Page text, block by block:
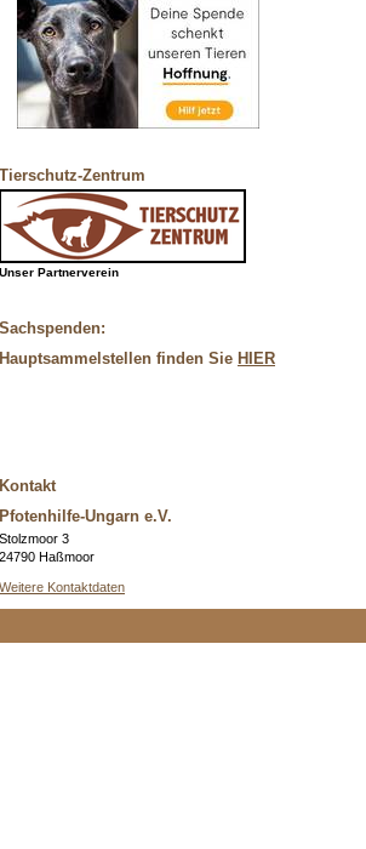
Tierschutz-Zentrum
Unser Partnerverein
Sachspenden:
Hauptsammelstellen finden Sie HIER
Kontakt
Pfotenhilfe-Ungarn e.V.
Stolzmoor 3
24790 Haßmoor
Weitere Kontaktdaten